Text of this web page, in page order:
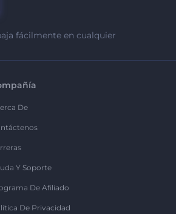
fácilmente en cualquier
De
Y Soporte
De Afiliado
De Privacidad